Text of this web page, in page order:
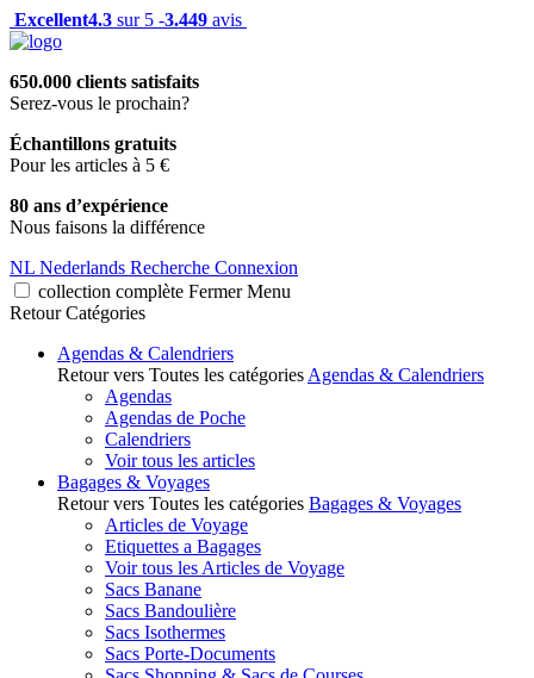
Excellent4.3 sur 5 -3.449 avis
650.000 clients satisfaits
Serez-vous le prochain?
Échantillons gratuits
Pour les articles à 5 €
80 ans d’expérience
Nous faisons la différence
NL Nederlands Recherche Connexion
collection complète Fermer Menu
Retour Catégories
Agendas & Calendriers
Retour vers Toutes les catégories Agendas & Calendriers
Agendas
Agendas de Poche
Calendriers
Voir tous les articles
Bagages & Voyages
Retour vers Toutes les catégories Bagages & Voyages
Articles de Voyage
Etiquettes a Bagages
Voir tous les Articles de Voyage
Sacs Banane
Sacs Bandoulière
Sacs Isothermes
Sacs Porte-Documents